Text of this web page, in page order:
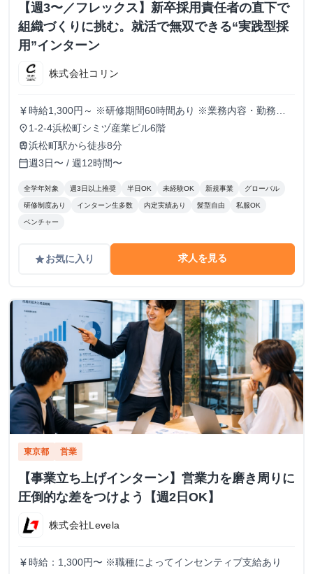
【週3〜／フレックス】新卒採用責任者の直下で
組織づくりに挑む。就活で無双できる“実践型採
用”インターン
株式会社コリン
currency_yen 時給1,300円～ ※研修期間60時間あり ※業務内容・勤務状
況により決定
place 1-2-4浜松町シミヅ産業ビル6階
train浜松町駅から徒歩8分
calendar_today週3日〜 / 週12時間〜
全学年対象 週3日以上推奨 半日OK 未経験OK 新規事業 グローバル
研修制度あり インターン生多数 内定実績あり 髪型自由 私服OK
ベンチャー
gradeお気に入り 求人を見る
東京都 営業
【事業立ち上げインターン】営業力を磨き周りに
圧倒的な差をつけよう【週2日OK】
株式会社Levela
currency_yen 時給：1,300円〜 ※職種によってインセンティブ支給あり